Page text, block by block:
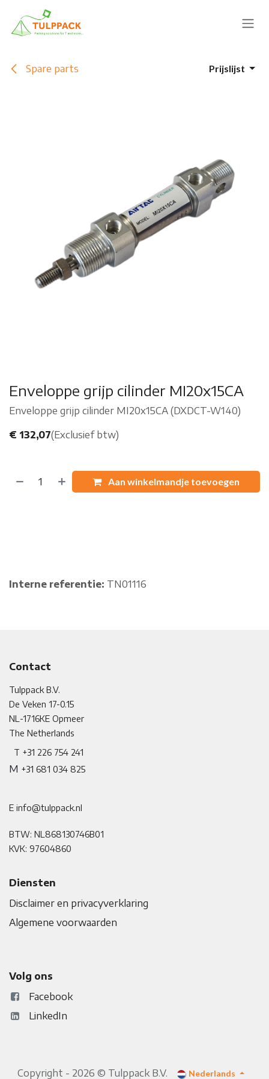
Overslaan naar inhoud
Spare parts Prijslijst
Enveloppe grijp cilinder MI20x15CA
Enveloppe grijp cilinder MI20x15CA (DXDCT-W140)
€ 132,07(Exclusief btw)
Aan winkelmandje toevoegen
Interne referentie: TN01116
Contact
Tulppack B.V.
De Veken 17-0.15
NL-1716KE Opmeer
The Netherlands
T +31 226 754 241
M +31 681 034 825
E info@tulppack.nl
BTW: NL868130746B01
KVK: 97604860
Diensten
Disclaimer en privacyverklaring
Algemene voorwaarden
Volg ons
Facebook
LinkedIn
Copyright - 2026 © Tulppack B.V. Nederlands